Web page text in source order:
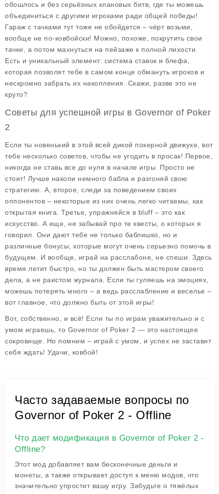
обошлось и без серьёзных клановых битв, где ты можешь
объединиться с другими игроками ради общей победы!
Гараж с тачками тут тоже не обойдется – чёрт возьми,
вообще не по-ковбойски! Можно, похоже, покрутить свои
тачки, а потом махнуться на пейзаже к полной лихости.
Есть и уникальный элемент: система ставок и блефа,
которая позволят тебе в самом конце обмануть игроков и
нескромно забрать их накопления. Скажи, разве это не
круто?
Советы для успешной игры в Governor of Poker
2
Если ты новенький в этой всей дикой покерной движухе, вот
тебе несколько советов, чтобы не угодить в просак! Первое,
никогда не ставь все до нуля в начале игры . Просто не
стоит! Лучше накопи немного бабла и разгоняй свою
стратегию. А, второе, следи за поведением своих
оппонентов – некоторые из них очень легко читаемы, как
открытая книга. Третье, упражняйся в bluff – это как
искусство. А еще, не забывай про те квесты, о которых я
говорил. Они дают тебе не только баблишко, но и
различные бонусы, которые могут очень серьезно помочь в
будущем. И вообще, играй на расслабоне, не спеши. Здесь
время летит быстро, но ты должен быть мастером своего
дела, а не раистом журнала. Если ты гуляешь на эмоциях,
можешь потерять много – а ведь расслабление и веселье –
вот главное, что должно быть от этой игры!
Вот, собственно, и всё! Если ты по играм уважительно и с
умом играешь, то Governor of Poker 2 — это настоящее
сокровище. Но помним – играй с умом, и успех не заставит
себя ждать! Удачи, ковбой!
Часто задаваемые вопросы по
Governor of Poker 2 - Offline
Что дает модификация в Governor of Poker 2 -
Offline?
Этот мод добавляет вам бесконечные деньги и
монеты, а также открывает доступ к меню модов, что
значительно упростит вашу игру. Забудьте о тяжёлых